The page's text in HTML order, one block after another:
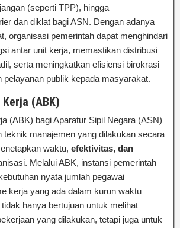
(seperti TPP), hingga
dan diklat bagi ASN. Dengan adanya
organisasi pemerintah dapat menghindari
antar unit kerja, memastikan distribusi
serta meningkatkan efisiensi birokrasi
pelayanan publik kepada masyarakat.
(ABK)
(ABK) bagi Aparatur Sipil Negara (ASN)
teknik manajemen yang dilakukan secara
waktu, efektivitas, dan
Melalui ABK, instansi pemerintah
nyata jumlah pegawai
kerja yang ada dalam kurun waktu
hanya bertujuan untuk melihat
yang dilakukan, tetapi juga untuk